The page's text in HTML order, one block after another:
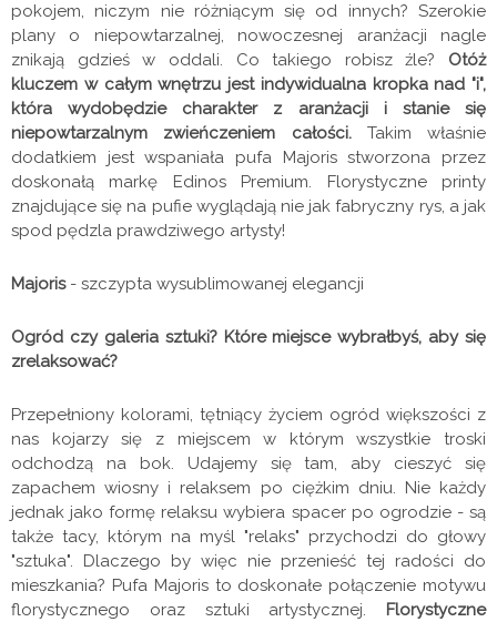
pokojem, niczym nie różniącym się od innych? Szerokie
plany o niepowtarzalnej, nowoczesnej aranżacji nagle
znikają gdzieś w oddali. Co takiego robisz źle? Otóż
kluczem w całym wnętrzu jest indywidualna kropka nad "i",
która wydobędzie charakter z aranżacji i stanie się
niepowtarzalnym zwieńczeniem całości.Takim właśnie
dodatkiem jest wspaniała pufa Majoris stworzona przez
doskonałą markę Edinos Premium. Florystyczne printy
znajdujące się na pufie wyglądają nie jak fabryczny rys, a jak
spod pędzla prawdziwego artysty!
Majoris- szczypta wysublimowanej elegancji
Ogród czy galeria sztuki? Które miejsce wybrałbyś, aby się
zrelaksować?
Przepełniony kolorami, tętniący życiem ogród większości z
nas kojarzy się z miejscem w którym wszystkie troski
odchodzą na bok. Udajemy się tam, aby cieszyć się
zapachem wiosny i relaksem po ciężkim dniu. Nie każdy
jednak jako formę relaksu wybiera spacer po ogrodzie - są
także tacy, którym na myśl "relaks" przychodzi do głowy
"sztuka". Dlaczego by więc nie przenieść tej radości do
mieszkania? Pufa Majoris to doskonałe połączenie motywu
florystycznego oraz sztuki artystycznej.
Florystyczne